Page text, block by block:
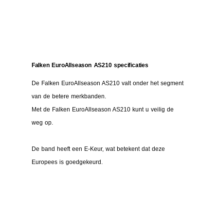
Falken EuroAllseason AS210 specificaties
De Falken EuroAllseason AS210 valt onder het segment
van de betere merkbanden.
Met de Falken EuroAllseason AS210 kunt u veilig de
weg op.
De band heeft een E-Keur, wat betekent dat deze
Europees is goedgekeurd.